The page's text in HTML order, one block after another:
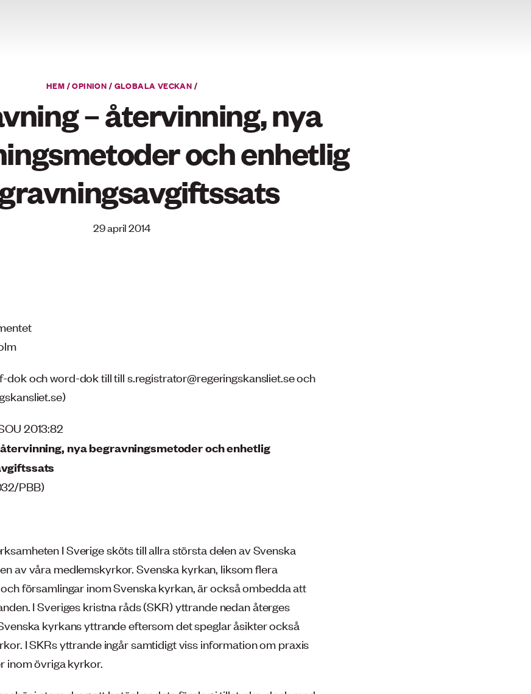
HEM /OPINION / GLOBALA VECKAN /
– återvinning, nya
och enhetlig
29 april 2014
dok och word-dok till till s.registrator@regeringskansliet.se och
2013:82
nya begravningsmetoder och enhetlig
PBB)
I Sverige sköts till allra största delen av Svenska
av våra medlemskyrkor. Svenska kyrkan, liksom flera
församlingar inom Svenska kyrkan, är också ombedda att
I Sveriges kristna råds (SKR) yttrande nedan återges
kyrkans yttrande eftersom det speglar åsikter också
I SKRs yttrande ingår samtidigt viss information om praxis
inom övriga kyrkor.